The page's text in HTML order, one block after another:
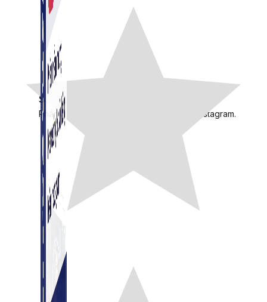
Simple Instagram
Phần mềm gửi follow, nhắn tin, nuôi nick Instagram.